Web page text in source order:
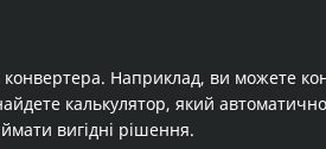
Наприклад, ви можете
калькулятор, який
вигідні рішення.